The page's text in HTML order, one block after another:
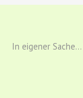
In eigener Sache...